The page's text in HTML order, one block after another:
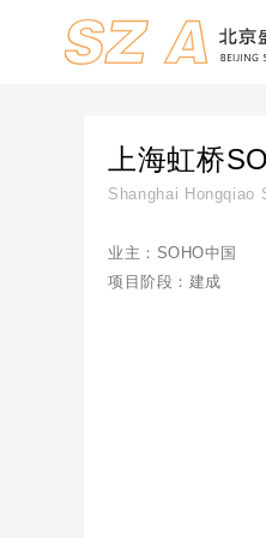
上海虹桥
Shanghai Hongqiao
业主：SOHO中国
项目阶段：建成